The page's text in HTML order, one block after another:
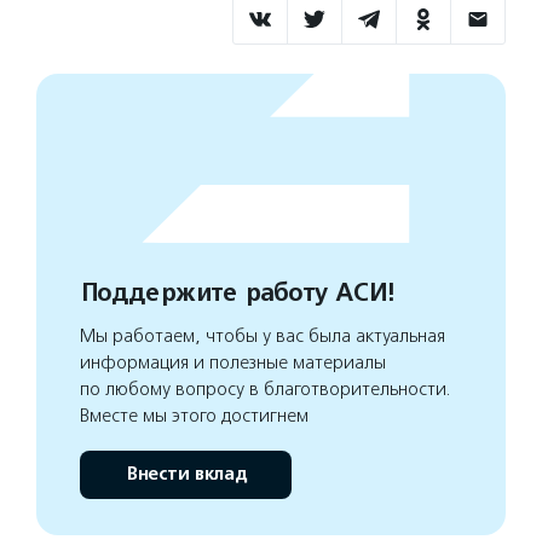
Поддержите работу АСИ!
Мы работаем, чтобы у вас была актуальная
информация и полезные материалы
по любому вопросу в благотворительности.
Вместе мы этого достигнем
Внести вклад